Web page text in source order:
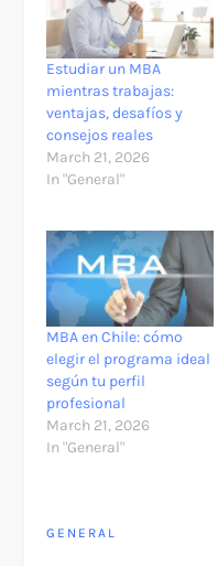
Estudiar un MBA
mientras trabajas:
ventajas, desafíos y
consejos reales
March 21, 2026
In "General"
MBA en Chile: cómo
elegir el programa ideal
según tu perfil
profesional
March 21, 2026
In "General"
GENERAL